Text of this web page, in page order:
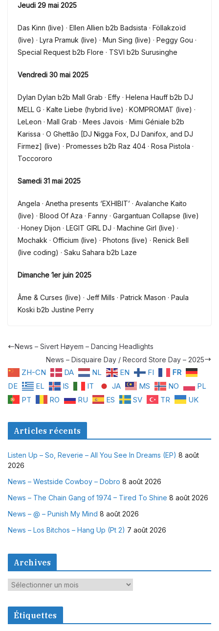
Jeudi 29 mai 2025
Das Kinn (live) · Ellen Allien b2b Badsista · Föllakzoïd
(live) · Lyra Pramuk (live) · Mun Sing (live) · Peggy Gou ·
Special Request b2b Flore · TSVI b2b Surusinghe
Vendredi 30 mai 2025
Dylan Dylan b2b Mall Grab · Effy · Helena Hauff b2b DJ
MELL G · Kalte Liebe (hybrid live) · KOMPROMAT (live) ·
LeLeon · Mall Grab · Mees Javois · Mimi Géniale b2b
Karissa · O Ghettão [DJ Nigga Fox, DJ Danifox, and DJ
Firmez] (live) · Promesses b2b Raz 404 · Rosa Pistola ·
Toccororo
Samedi 31 mai 2025
Angela · Anetha presents ‘EXHIBIT’ · Avalanche Kaito
(live) · Blood Of Aza · Fanny · Gargantuan Collapse (live)
· Honey Dijon · LEGIT GIRL DJ · Machine Girl (live) ·
Mochakk · Officium (live) · Photons (live) · Renick Bell
(live coding) · Saku Sahara b2b Laze
Dimanche 1er juin 2025
Âme & Curses (live) · Jeff Mills · Patrick Mason · Paula
Koski b2b Justine Perry
News – Sivert Høyem – Dancing Headlights
News – Disquaire Day / Record Store Day – 2025
ZH-CN DA NL EN FI
FR
DE
EL IS IT JA MS NO
PL
PT
RO RU ES SV TR UK
Articles récents
Listen Up – So, Reverie – All You See In Dreams (EP) 8 août
2026
News – Westside Cowboy – Dobro 8 août 2026
News – The Chain Gang of 1974 – Tired To Shine 8 août 2026
News – @ – Punish My Mind 8 août 2026
News – Los Bitchos – Hang Up (Pt 2) 7 août 2026
Archives
A
c
Étiquettes